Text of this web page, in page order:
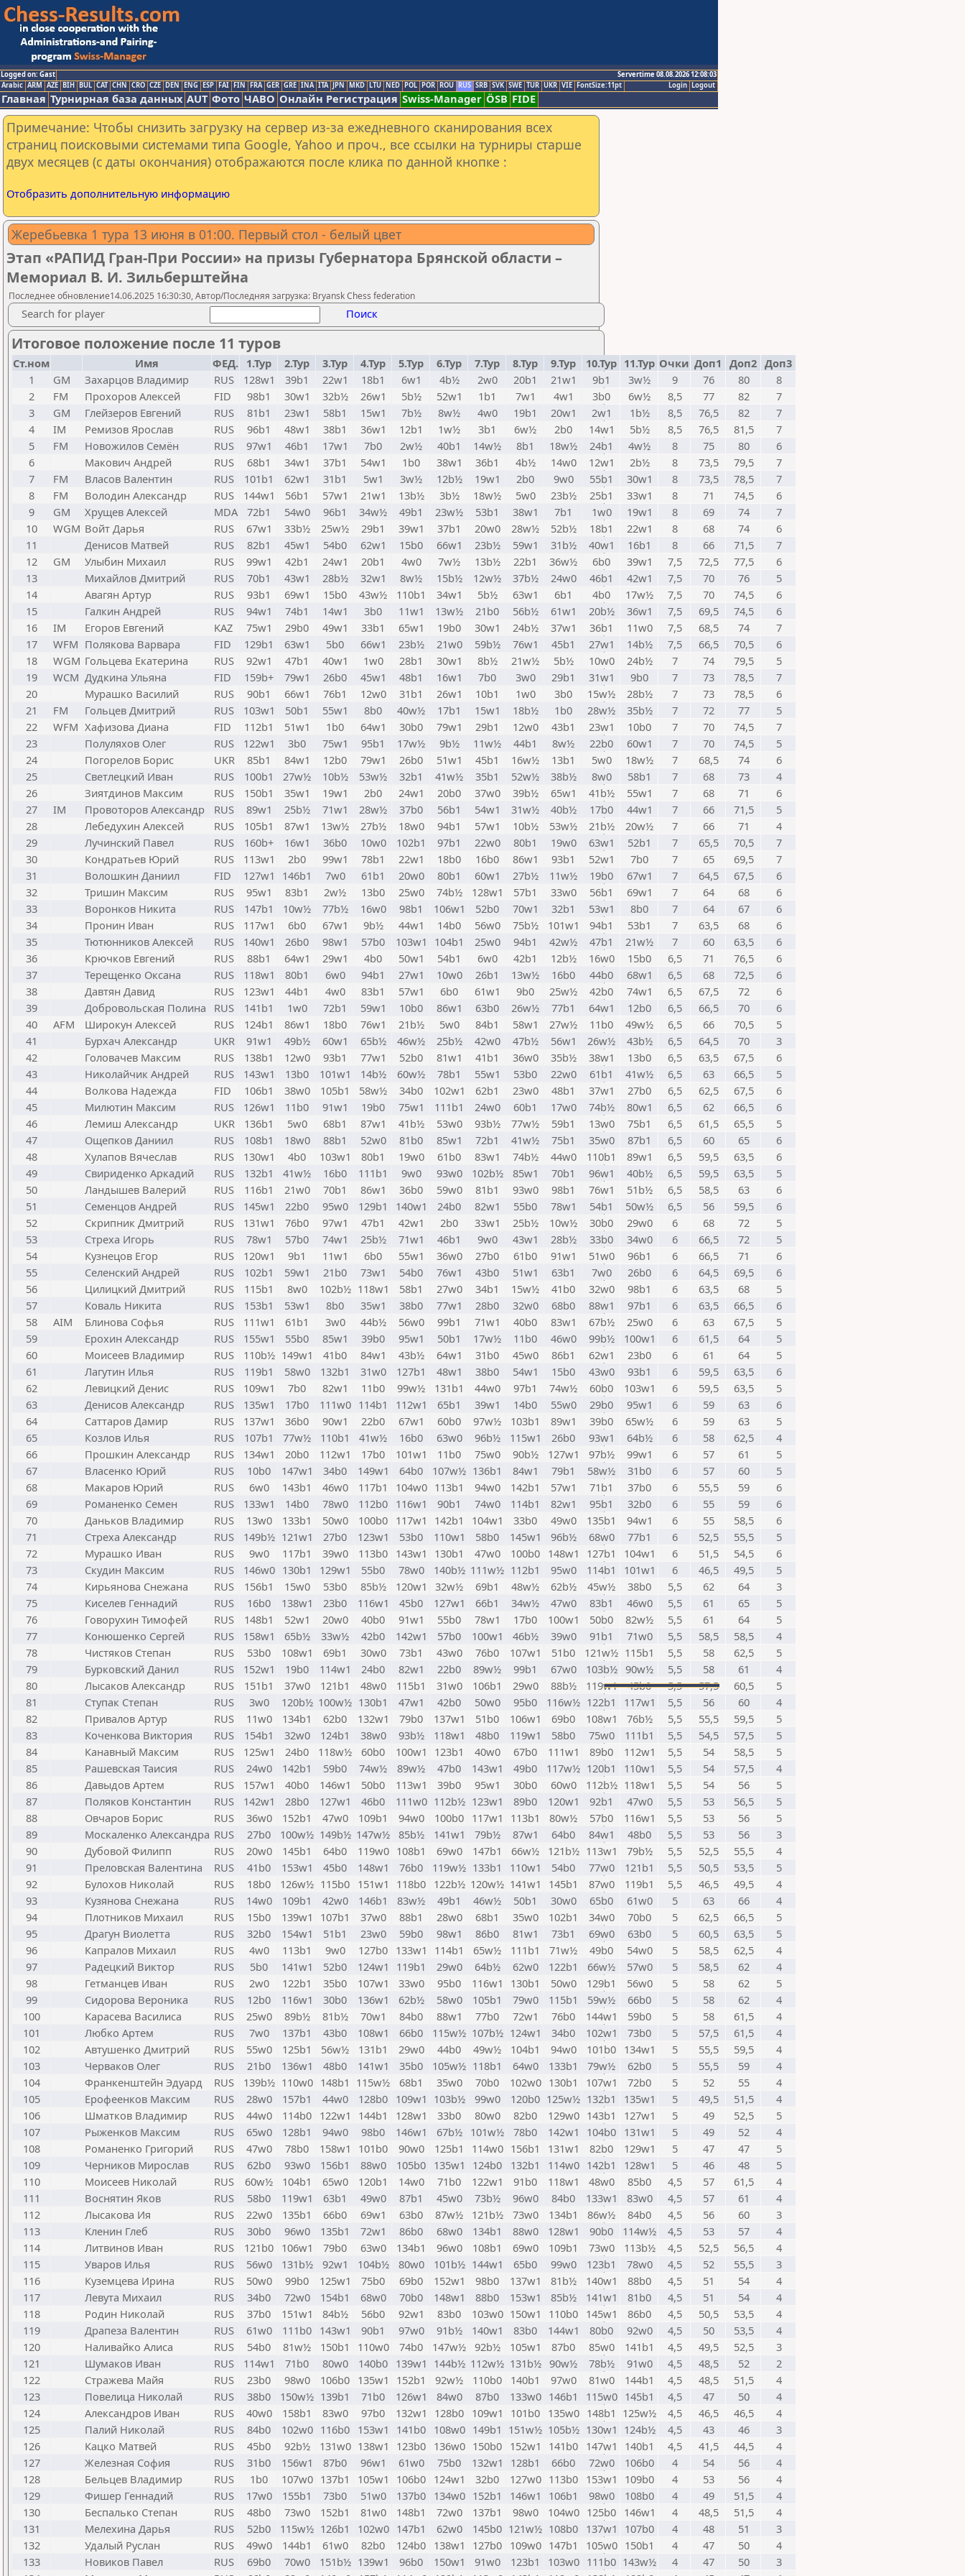
Logged on: Gast
Servertime 08.08.2026 12:08:03
Logout
Login
Arabic ARM AZE BIH BUL CAT CHN CRO CZE DEN ENG ESP FAI FIN FRA GER GRE INA ITA JPN MKD LTU NED POL POR ROU RUS SRB SVK SWE TUR UKR VIE FontSize:11pt
Главная Турнирная база данных AUT Фото ЧАВО Онлайн Регистрация Swiss-Manager ÖSB FIDE
Примечание: Чтобы снизить загрузку на сервер из-за ежедневного сканирования всех
страниц поисковыми системами типа Google, Yahoo и проч., все ссылки на турниры старше
двух месяцев (с даты окончания) отображаются после клика по данной кнопке :
Отобразить дополнительную информацию
Жеребьевка 1 тура 13 июня в 01:00. Первый стол - белый цвет
Этап «РАПИД Гран-При России» на призы Губернатора Брянской области –
Мемориал В. И. Зильберштейна
Последнее обновление14.06.2025 16:30:30, Автор/Последняя загрузка: Bryansk Chess federation
Search for player Поиск
Итоговое положение после 11 туров
Ст.ном Имя ФЕД. 1.Тур 2.Тур 3.Тур 4.Тур 5.Тур 6.Тур 7.Тур 8.Тур 9.Тур 10.Тур 11.Тур Очки Доп1 Доп2 Доп3
1
GM Захарцов Владимир RUS 128w1 39b1 22w1 18b1 6w1 4b½ 2w0 20b1 21w1 9b1 3w½ 9 76 80
8
2
FM Прохоров Алексей FID 98b1 30w1 32b½ 26w1 5b½ 52w1 1b1 7w1 4w1 3b0 6w½ 8,5 77 82
7
3
GM Глейзеров Евгений RUS 81b1 23w1 58b1 15w1 7b½ 8w½ 4w0 19b1 20w1 2w1 1b½ 8,5 76,5 82
7
4
IM Ремизов Ярослав RUS 96b1 48w1 38b1 36w1 12b1 1w½ 3b1 6w½ 2b0 14w1 5b½ 8,5 76,5 81,5
7
5
FM Новожилов Семён RUS 97w1 46b1 17w1 7b0 2w½ 40b1 14w½ 8b1 18w½ 24b1 4w½ 8 75 80
6
6
Макович Андрей RUS 68b1 34w1 37b1 54w1 1b0 38w1 36b1 4b½ 14w0 12w1 2b½ 8 73,5 79,5
7
7
FM Власов Валентин RUS 101b1 62w1 31b1 5w1 3w½ 12b½ 19w1 2b0 9w0 55b1 30w1 8 73,5 78,5
7
8
FM Володин Александр RUS 144w1 56b1 57w1 21w1 13b½ 3b½ 18w½ 5w0 23b½ 25b1 33w1 8 71 74,5
6
9
GM Хрущев Алексей MDA 72b1 54w0 96b1 34w½ 49b1 23w½ 53b1 38w1 7b1 1w0 19w1 8 69 74
7
10
WGM Войт Дарья RUS 67w1 33b½ 25w½ 29b1 39w1 37b1 20w0 28w½ 52b½ 18b1 22w1 8 68 74
6
11
Денисов Матвей RUS 82b1 45w1 54b0 62w1 15b0 66w1 23b½ 59w1 31b½ 40w1 16b1 8 66 71,5
7
12
GM Улыбин Михаил RUS 99w1 42b1 24w1 20b1 4w0 7w½ 13b½ 22b1 36w½ 6b0 39w1 7,5 72,5 77,5
6
13
Михайлов Дмитрий RUS 70b1 43w1 28b½ 32w1 8w½ 15b½ 12w½ 37b½ 24w0 46b1 42w1 7,5 70 76
5
14
Авагян Артур RUS 93b1 69w1 15b0 43w½ 110b1 34w1 5b½ 63w1 6b1 4b0 17w½ 7,5 70 74,5
6
15
Галкин Андрей RUS 94w1 74b1 14w1 3b0 11w1 13w½ 21b0 56b½ 61w1 20b½ 36w1 7,5 69,5 74,5
6
16
IM Егоров Евгений KAZ 75w1 29b0 49w1 33b1 65w1 19b0 30w1 24b½ 37w1 36b1 11w0 7,5 68,5 74
7
17
WFM Полякова Варвара FID 129b1 63w1 5b0 66w1 23b½ 21w0 59b½ 76w1 45b1 27w1 14b½ 7,5 66,5 70,5
6
18
WGM Гольцева Екатерина RUS 92w1 47b1 40w1 1w0 28b1 30w1 8b½ 21w½ 5b½ 10w0 24b½ 7 74 79,5
5
19
WCM Дудкина Ульяна FID 159b+ 79w1 26b0 45w1 48b1 16w1 7b0 3w0 29b1 31w1 9b0 7 73 78,5
7
20
Мурашко Василий RUS 90b1 66w1 76b1 12w0 31b1 26w1 10b1 1w0 3b0 15w½ 28b½ 7 73 78,5
6
21
FM Гольцев Дмитрий RUS 103w1 50b1 55w1 8b0 40w½ 17b1 15w1 18b½ 1b0 28w½ 35b½ 7 72 77
5
22
WFM Хафизова Диана FID 112b1 51w1 1b0 64w1 30b0 79w1 29b1 12w0 43b1 23w1 10b0 7 70 74,5
7
23
Полуляхов Олег RUS 122w1 3b0 75w1 95b1 17w½ 9b½ 11w½ 44b1 8w½ 22b0 60w1 7 70 74,5
5
24
Погорелов Борис UKR 85b1 84w1 12b0 79w1 26b0 51w1 45b1 16w½ 13b1 5w0 18w½ 7 68,5 74
6
25
Светлецкий Иван RUS 100b1 27w½ 10b½ 53w½ 32b1 41w½ 35b1 52w½ 38b½ 8w0 58b1 7 68 73
4
26
Зиятдинов Максим RUS 150b1 35w1 19w1 2b0 24w1 20b0 37w0 39b½ 65w1 41b½ 55w1 7 68 71
6
27
IM Провоторов Александр RUS 89w1 25b½ 71w1 28w½ 37b0 56b1 54w1 31w½ 40b½ 17b0 44w1 7 66 71,5
5
28
Лебедухин Алексей RUS 105b1 87w1 13w½ 27b½ 18w0 94b1 57w1 10b½ 53w½ 21b½ 20w½ 7 66 71
4
29
Лучинский Павел RUS 160b+ 16w1 36b0 10w0 102b1 97b1 22w0 80b1 19w0 63w1 52b1 7 65,5 70,5
7
30
Кондратьев Юрий RUS 113w1 2b0 99w1 78b1 22w1 18b0 16b0 86w1 93b1 52w1 7b0 7 65 69,5
7
31
Волошкин Даниил FID 127w1 146b1 7w0 61b1 20w0 80b1 60w1 27b½ 11w½ 19b0 67w1 7 64,5 67,5
6
32
Тришин Максим RUS 95w1 83b1 2w½ 13b0 25w0 74b½ 128w1 57b1 33w0 56b1 69w1 7 64 68
6
33
Воронков Никита RUS 147b1 10w½ 77b½ 16w0 98b1 106w1 52b0 70w1 32b1 53w1 8b0 7 64 67
6
34
Пронин Иван RUS 117w1 6b0 67w1 9b½ 44w1 14b0 56w0 75b½ 101w1 94b1 53b1 7 63,5 68
6
35
Тютюнников Алексей RUS 140w1 26b0 98w1 57b0 103w1 104b1 25w0 94b1 42w½ 47b1 21w½ 7 60 63,5
6
36
Крючков Евгений RUS 88b1 64w1 29w1 4b0 50w1 54b1 6w0 42b1 12b½ 16w0 15b0 6,5 71 76,5
6
37
Терещенко Оксана RUS 118w1 80b1 6w0 94b1 27w1 10w0 26b1 13w½ 16b0 44b0 68w1 6,5 68 72,5
6
38
Давтян Давид RUS 123w1 44b1 4w0 83b1 57w1 6b0 61w1 9b0 25w½ 42b0 74w1 6,5 67,5 72
6
39
Добровольская Полина RUS 141b1 1w0 72b1 59w1 10b0 86w1 63b0 26w½ 77b1 64w1 12b0 6,5 66,5 70
6
40
AFM Широкун Алексей RUS 124b1 86w1 18b0 76w1 21b½ 5w0 84b1 58w1 27w½ 11b0 49w½ 6,5 66 70,5
5
41
Бурхач Александр UKR 91w1 49b½ 60w1 65b½ 46w½ 25b½ 42w0 47b½ 56w1 26w½ 43b½ 6,5 64,5 70
3
42
Головачев Максим RUS 138b1 12w0 93b1 77w1 52b0 81w1 41b1 36w0 35b½ 38w1 13b0 6,5 63,5 67,5
6
43
Николайчик Андрей RUS 143w1 13b0 101w1 14b½ 60w½ 78b1 55w1 53b0 22w0 61b1 41w½ 6,5 63 66,5
5
44
Волкова Надежда FID 106b1 38w0 105b1 58w½ 34b0 102w1 62b1 23w0 48b1 37w1 27b0 6,5 62,5 67,5
6
45
Милютин Максим RUS 126w1 11b0 91w1 19b0 75w1 111b1 24w0 60b1 17w0 74b½ 80w1 6,5 62 66,5
6
46
Лемиш Александр UKR 136b1 5w0 68b1 87w1 41b½ 53w0 93b½ 77w½ 59b1 13w0 75b1 6,5 61,5 65,5
5
47
Ощепков Даниил RUS 108b1 18w0 88b1 52w0 81b0 85w1 72b1 41w½ 75b1 35w0 87b1 6,5 60 65
6
48
Хулапов Вячеслав RUS 130w1 4b0 103w1 80b1 19w0 61b0 83w1 74b½ 44w0 110b1 89w1 6,5 59,5 63,5
6
49
Свириденко Аркадий RUS 132b1 41w½ 16b0 111b1 9w0 93w0 102b½ 85w1 70b1 96w1 40b½ 6,5 59,5 63,5
5
50
Ландышев Валерий RUS 116b1 21w0 70b1 86w1 36b0 59w0 81b1 93w0 98b1 76w1 51b½ 6,5 58,5 63
6
51
Семенцов Андрей RUS 145w1 22b0 95w0 129b1 140w1 24b0 82w1 55b0 78w1 54b1 50w½ 6,5 56 59,5
6
52
Скрипник Дмитрий RUS 131w1 76b0 97w1 47b1 42w1 2b0 33w1 25b½ 10w½ 30b0 29w0 6 68 72
5
53
Стреха Игорь RUS 78w1 57b0 74w1 25b½ 71w1 46b1 9w0 43w1 28b½ 33b0 34w0 6 66,5 72
5
54
Кузнецов Егор RUS 120w1 9b1 11w1 6b0 55w1 36w0 27b0 61b0 91w1 51w0 96b1 6 66,5 71
6
55
Селенский Андрей RUS 102b1 59w1 21b0 73w1 54b0 76w1 43b0 51w1 63b1 7w0 26b0 6 64,5 69,5
6
56
Цилицкий Дмитрий RUS 115b1 8w0 102b½ 118w1 58b1 27w0 34b1 15w½ 41b0 32w0 98b1 6 63,5 68
5
57
Коваль Никита RUS 153b1 53w1 8b0 35w1 38b0 77w1 28b0 32w0 68b0 88w1 97b1 6 63,5 66,5
6
58
AIM Блинова Софья RUS 111w1 61b1 3w0 44b½ 56w0 99b1 71w1 40b0 83w1 67b½ 25w0 6 63 67,5
5
59
Ерохин Александр RUS 155w1 55b0 85w1 39b0 95w1 50b1 17w½ 11b0 46w0 99b½ 100w1 6 61,5 64
5
60
Моисеев Владимир RUS 110b½ 149w1 41b0 84w1 43b½ 64w1 31b0 45w0 86b1 62w1 23b0 6 61 64
5
61
Лагутин Илья RUS 119b1 58w0 132b1 31w0 127b1 48w1 38b0 54w1 15b0 43w0 93b1 6 59,5 63,5
6
62
Левицкий Денис RUS 109w1 7b0 82w1 11b0 99w½ 131b1 44w0 97b1 74w½ 60b0 103w1 6 59,5 63,5
5
63
Денисов Александр RUS 135w1 17b0 111w0 114b1 112w1 65b1 39w1 14b0 55w0 29b0 95w1 6 59 63
6
64
Саттаров Дамир RUS 137w1 36b0 90w1 22b0 67w1 60b0 97w½ 103b1 89w1 39b0 65w½ 6 59 63
5
65
Козлов Илья RUS 107b1 77w½ 110b1 41w½ 16b0 63w0 96b½ 115w1 26b0 93w1 64b½ 6 58 62,5
4
66
Прошкин Александр RUS 134w1 20b0 112w1 17b0 101w1 11b0 75w0 90b½ 127w1 97b½ 99w1 6 57 61
5
67
Власенко Юрий RUS 10b0 147w1 34b0 149w1 64b0 107w½ 136b1 84w1 79b1 58w½ 31b0 6 57 60
5
68
Макаров Юрий RUS 6w0 143b1 46w0 117b1 104w0 113b1 94w0 142b1 57w1 71b1 37b0 6 55,5 59
6
69
Романенко Семен RUS 133w1 14b0 78w0 112b0 116w1 90b1 74w0 114b1 82w1 95b1 32b0 6 55 59
6
70
Даньков Владимир RUS 13w0 133b1 50w0 100b0 117w1 142b1 104w1 33b0 49w0 135b1 94w1 6 55 58,5
6
71
Стреха Александр RUS 149b½ 121w1 27b0 123w1 53b0 110w1 58b0 145w1 96b½ 68w0 77b1 6 52,5 55,5
5
72
Мурашко Иван RUS 9w0 117b1 39w0 113b0 143w1 130b1 47w0 100b0 148w1 127b1 104w1 6 51,5 54,5
6
73
Скудин Максим RUS 146w0 130b1 129w1 55b0 78w0 140b½ 111w½ 112b1 95w0 114b1 101w1 6 46,5 49,5
5
74
Кирьянова Снежана RUS 156b1 15w0 53b0 85b½ 120w1 32w½ 69b1 48w½ 62b½ 45w½ 38b0 5,5 62 64
3
75
Киселев Геннадий RUS 16b0 138w1 23b0 116w1 45b0 127w1 66b1 34w½ 47w0 83b1 46w0 5,5 61 65
5
76
Говорухин Тимофей RUS 148b1 52w1 20w0 40b0 91w1 55b0 78w1 17b0 100w1 50b0 82w½ 5,5 61 64
5
77
Конюшенко Сергей RUS 158w1 65b½ 33w½ 42b0 142w1 57b0 100w1 46b½ 39w0 91b1 71w0 5,5 58,5 58,5
4
78
Чистяков Степан RUS 53b0 108w1 69b1 30w0 73b1 43w0 76b0 107w1 51b0 121w½ 115b1 5,5 58 62,5
5
79
Бурковский Данил RUS 152w1 19b0 114w1 24b0 82w1 22b0 89w½ 99b1 67w0 103b½ 90w½ 5,5 58 61
4
80
Лысаков Александр RUS 151b1 37w0 121b1 48w0 115b1 31w0 106b1 29w0 88b½ 119w1 45b0 5,5 57,5 60,5
5
81
Ступак Степан RUS 3w0 120b½ 100w½ 130b1 47w1 42b0 50w0 95b0 116w½ 122b1 117w1 5,5 56 60
4
82
Привалов Артур RUS 11w0 134b1 62b0 132w1 79b0 137w1 51b0 106w1 69b0 108w1 76b½ 5,5 55,5 59,5
5
83
Коченкова Виктория RUS 154b1 32w0 124b1 38w0 93b½ 118w1 48b0 119w1 58b0 75w0 111b1 5,5 54,5 57,5
5
84
Канавный Максим RUS 125w1 24b0 118w½ 60b0 100w1 123b1 40w0 67b0 111w1 89b0 112w1 5,5 54 58,5
5
85
Рашевская Таисия RUS 24w0 142b1 59b0 74w½ 89w½ 47b0 143w1 49b0 117w½ 120b1 110w1 5,5 54 57,5
4
86
Давыдов Артем RUS 157w1 40b0 146w1 50b0 113w1 39b0 95w1 30b0 60w0 112b½ 118w1 5,5 54 56
5
87
Поляков Константин RUS 142w1 28b0 127w1 46b0 111w0 112b½ 123w1 89b0 120w1 92b1 47w0 5,5 53 56,5
5
88
Овчаров Борис RUS 36w0 152b1 47w0 109b1 94w0 100b0 117w1 113b1 80w½ 57b0 116w1 5,5 53 56
5
89
Москаленко Александра RUS 27b0 100w½ 149b½ 147w½ 85b½ 141w1 79b½ 87w1 64b0 84w1 48b0 5,5 53 56
3
90
Дубовой Филипп RUS 20w0 145b1 64b0 119w0 108b1 69w0 147b1 66w½ 121b½ 113w1 79b½ 5,5 52,5 55,5
4
91
Преловская Валентина RUS 41b0 153w1 45b0 148w1 76b0 119w½ 133b1 110w1 54b0 77w0 121b1 5,5 50,5 53,5
5
92
Булохов Николай RUS 18b0 126w½ 115b0 151w1 118b0 122b½ 120w½ 141w1 145b1 87w0 119b1 5,5 46,5 49,5
4
93
Кузянова Снежана RUS 14w0 109b1 42w0 146b1 83w½ 49b1 46w½ 50b1 30w0 65b0 61w0 5 63 66
4
94
Плотников Михаил RUS 15b0 139w1 107b1 37w0 88b1 28w0 68b1 35w0 102b1 34w0 70b0 5 62,5 66,5
5
95
Драгун Виолетта RUS 32b0 154w1 51b1 23w0 59b0 98w1 86b0 81w1 73b1 69w0 63b0 5 60,5 63,5
5
96
Капралов Михаил RUS 4w0 113b1 9w0 127b0 133w1 114b1 65w½ 111b1 71w½ 49b0 54w0 5 58,5 62,5
4
97
Радецкий Виктор RUS 5b0 141w1 52b0 124w1 119b1 29w0 64b½ 62w0 122b1 66w½ 57w0 5 58,5 62
4
98
Гетманцев Иван RUS 2w0 122b1 35b0 107w1 33w0 95b0 116w1 130b1 50w0 129b1 56w0 5 58 62
5
99
Сидорова Вероника RUS 12b0 116w1 30b0 136w1 62b½ 58w0 105b1 79w0 115b1 59w½ 66b0 5 58 62
4
100
Карасева Василиса RUS 25w0 89b½ 81b½ 70w1 84b0 88w1 77b0 72w1 76b0 144w1 59b0 5 58 61,5
4
101
Любко Артем RUS 7w0 137b1 43b0 108w1 66b0 115w½ 107b½ 124w1 34b0 102w1 73b0 5 57,5 61,5
4
102
Автушенко Дмитрий RUS 55w0 125b1 56w½ 131b1 29w0 44b0 49w½ 104b1 94w0 101b0 134w1 5 55,5 59,5
4
103
Черваков Олег RUS 21b0 136w1 48b0 141w1 35b0 105w½ 118b1 64w0 133b1 79w½ 62b0 5 55,5 59
4
104
Франкенштейн Эдуард RUS 139b½ 110w0 148b1 115w½ 68b1 35w0 70b0 102w0 130b1 107w1 72b0 5 52 55
4
105
Ерофеенков Максим RUS 28w0 157b1 44w0 128b0 109w1 103b½ 99w0 120b0 125w½ 132b1 135w1 5 49,5 51,5
4
106
Шматков Владимир RUS 44w0 114b0 122w1 144b1 128w1 33b0 80w0 82b0 129w0 143b1 127w1 5 49 52,5
5
107
Рыженков Максим RUS 65w0 128b1 94w0 98b0 146w1 67b½ 101w½ 78b0 142w1 104b0 131w1 5 49 52
4
108
Романенко Григорий RUS 47w0 78b0 158w1 101b0 90w0 125b1 114w0 156b1 131w1 82b0 129w1 5 47 47
5
109
Черников Мирослав RUS 62b0 93w0 156b1 88w0 105b0 135w1 124b0 132b1 114w0 142b1 128w1 5 46 48
5
110
Моисеев Николай RUS 60w½ 104b1 65w0 120b1 14w0 71b0 122w1 91b0 118w1 48w0 85b0 4,5 57 61,5
4
111
Воснятин Яков RUS 58b0 119w1 63b1 49w0 87b1 45w0 73b½ 96w0 84b0 133w1 83w0 4,5 57 61
4
112
Лысакова Ия RUS 22w0 135b1 66b0 69w1 63b0 87w½ 121b½ 73w0 134b1 86w½ 84b0 4,5 56 60
3
113
Кленин Глеб RUS 30b0 96w0 135b1 72w1 86b0 68w0 134b1 88w0 128w1 90b0 114w½ 4,5 53 57
4
114
Литвинов Иван RUS 121b0 106w1 79b0 63w0 134b1 96w0 108b1 69w0 109b1 73w0 113b½ 4,5 52,5 56,5
4
115
Уваров Илья RUS 56w0 131b½ 92w1 104b½ 80w0 101b½ 144w1 65b0 99w0 123b1 78w0 4,5 52 55,5
3
116
Куземцева Ирина RUS 50w0 99b0 125w1 75b0 69b0 152w1 98b0 137w1 81b½ 140w1 88b0 4,5 51 54
4
117
Левута Михаил RUS 34b0 72w0 154b1 68w0 70b0 148w1 88b0 153w1 85b½ 141w1 81b0 4,5 51 54
4
118
Родин Николай RUS 37b0 151w1 84b½ 56b0 92w1 83b0 103w0 150w1 110b0 145w1 86b0 4,5 50,5 53,5
4
119
Драпеза Валентин RUS 61w0 111b0 143w1 90b1 97w0 91b½ 140w1 83b0 144w1 80b0 92w0 4,5 50 53,5
4
120
Наливайко Алиса RUS 54b0 81w½ 150b1 110w0 74b0 147w½ 92b½ 105w1 87b0 85w0 141b1 4,5 49,5 52,5
3
121
Шумаков Иван RUS 114w1 71b0 80w0 140b0 139w1 144b½ 112w½ 131b½ 90w½ 78b½ 91w0 4,5 48,5 52
2
122
Стражева Майя RUS 23b0 98w0 106b0 135w1 152b1 92w½ 110b0 140b1 97w0 81w0 144b1 4,5 48,5 51,5
4
123
Повелица Николай RUS 38b0 150w½ 139b1 71b0 126w1 84w0 87b0 133w0 146b1 115w0 145b1 4,5 47 50
4
124
Александров Иван RUS 40w0 158b1 83w0 97b0 132w1 128b0 109w1 101b0 135w0 148b1 125w½ 4,5 46,5 46,5
4
125
Палий Николай RUS 84b0 102w0 116b0 153w1 141b0 108w0 149b1 151w½ 105b½ 130w1 124b½ 4,5 43 46
3
126
Кацко Матвей RUS 45b0 92b½ 131w0 138w1 123b0 136w0 150b0 152w1 141b0 147w1 140b1 4,5 41,5 44,5
4
127
Железная София RUS 31b0 156w1 87b0 96w1 61w0 75b0 132w1 128b1 66b0 72w0 106b0 4 54 56
4
128
Бельцев Владимир RUS 1b0 107w0 137b1 105w1 106b0 124w1 32b0 127w0 113b0 153w1 109b0 4 53 56
4
129
Фишер Геннадий RUS 17w0 155b1 73b0 51w0 137b0 134w0 152b1 146w1 106b1 98w0 108b0 4 49 51,5
4
130
Беспалько Степан RUS 48b0 73w0 152b1 81w0 148b1 72w0 137b1 98w0 104w0 125b0 146w1 4 48,5 51,5
4
131
Мелехина Дарья RUS 52b0 115w½ 126b1 102w0 147b1 62w0 145b0 121w½ 108b0 137w1 107b0 4 48 51
3
132
Удалый Руслан RUS 49w0 144b1 61w0 82b0 124b0 138w1 127b0 109w0 147b1 105w0 150b1 4 47 50
4
133
Новиков Павел RUS 69b0 70w0 151b½ 139w1 96b0 150w1 91w0 123b1 103w0 111b0 143w½ 4 47 50
3